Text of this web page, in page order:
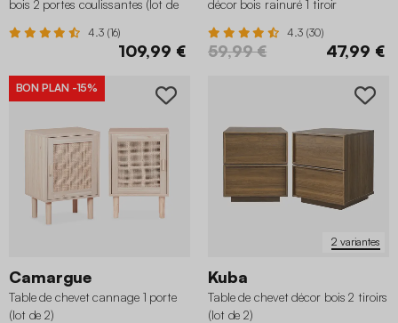
bois 2 portes coulissantes (lot de
4.3 (16)
109,99 €
décor bois rainuré 1 tiroir
4.3 (30)
59,99 € 47,99 €
BON PLAN -15%
Camargue
Table de chevet cannage 1 porte
(lot de 2)
2 variantes
Kuba
Table de chevet décor bois 2 tiroirs
(lot de 2)